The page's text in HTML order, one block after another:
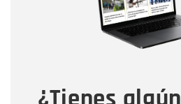
Tipo de comentario
Mensaje